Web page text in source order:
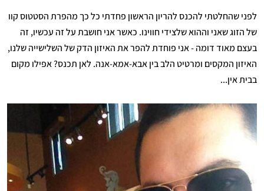
לפני שהחלטתי להכנס להריון הראשון פחדתי כל כך מהפרת הסטטוס קוו
של הזוג שאני וההוא שלצידי חווינו. כאשר אני חושבת על זה עכשיו, זה
בעצם מאוד דומה - אני פוחדת להפר את האיזון הדק של השלישייה שלנו,
האיזון המקסים ומרטיט הלב בין אבא-אמא-אנה. לאן תכנס? אפילו מקום
בבית אין...